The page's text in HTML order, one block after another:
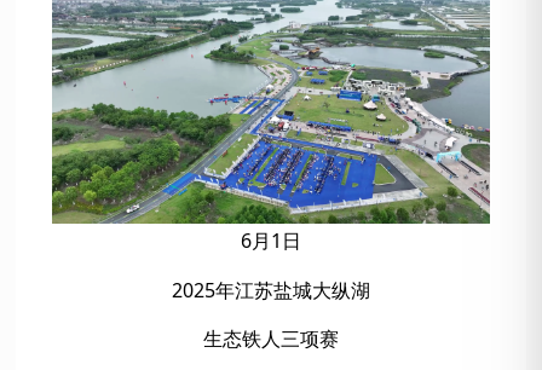
6月1日
2025年江苏盐城大纵湖
生态铁人三项赛